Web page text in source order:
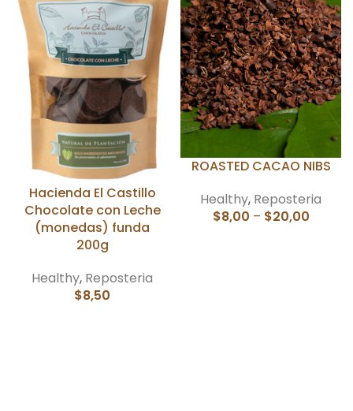
Hacienda El Castillo
Chocolate con Leche
(monedas) funda
200g
Healthy, Reposteria
$8,50
ROASTED CACAO NIBS
Healthy, Reposteria
$8,00 – $20,00